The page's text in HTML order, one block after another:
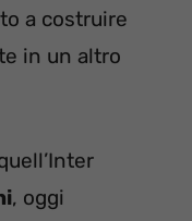
a costruire
in un altro
, oggi